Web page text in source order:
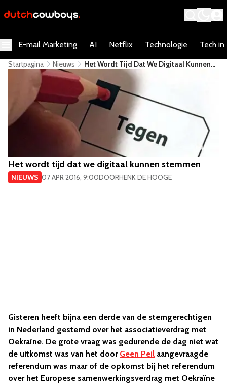
E-mail Marketing AI Netflix Technologie Tech in
Startpagina Nieuws
Het Wordt Tijd Dat We Digitaal Kunnen
Het wordt tijd dat we digitaal kunnen stemmen
NIEUWS 07 APR 2016, 9:00DOORHENK DE HOOGE
Gisteren heeft bijna een derde van de stemgerechtigen
in Nederland gestemd over het associatieverdrag met
Oekraïne. De grote vraag was gedurende de dag niet wat
de uitkomst was van het door Geen Peil aangevraagde
referendum was maar of de opkomst bij het referendum
over het Europese samenwerkingsverdrag met Oekraïne